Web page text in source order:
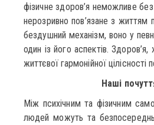
фізичне здоров’я неможливе
нерозривно пов’язане з
бездушний механізм, воно у
один із його аспектів.
життєвої гармонійної цілісності
Наші
Між психічним та фізичним
людей можуть та